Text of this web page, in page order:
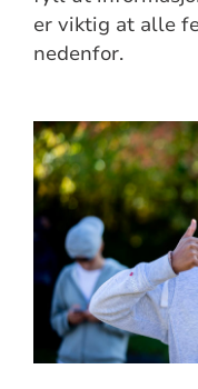
er viktig at alle
nedenfor.